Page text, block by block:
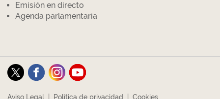
Emisión en directo
Agenda parlamentaria
Aviso Legal Política de privacidad Cookies